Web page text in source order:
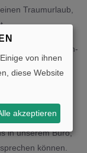
Traumurlaub,
Nah-
Flüge,
oder, oder –
E-Mail an
in unserem Büro,
können.
von ihnen
diese Website
akzeptieren